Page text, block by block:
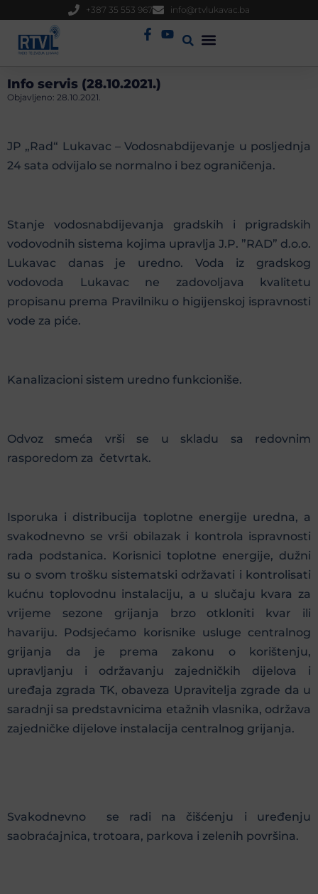
+387 35 553 967 info@rtvlukavac.ba
Info servis (28.10.2021.)
Objavljeno: 28.10.2021.
JP „Rad“ Lukavac – Vodosnabdijevanje u posljednja
24 sata odvijalo se normalno i bez ograničenja.
Stanje vodosnabdijevanja gradskih i prigradskih
vodovodnih sistema kojima upravlja J.P. ”RAD” d.o.o.
Lukavac danas je uredno. Voda iz gradskog
vodovoda Lukavac ne zadovoljava kvalitetu
propisanu prema Pravilniku o higijenskoj ispravnosti
vode za piće.
Kanalizacioni sistem uredno funkcioniše.
Odvoz smeća vrši se u skladu sa redovnim
rasporedom za četvrtak.
Isporuka i distribucija toplotne energije uredna, a
svakodnevno se vrši obilazak i kontrola ispravnosti
rada podstanica. Korisnici toplotne energije, dužni
su o svom trošku sistematski održavati i kontrolisati
kućnu toplovodnu instalaciju, a u slučaju kvara za
vrijeme sezone grijanja brzo otkloniti kvar ili
havariju. Podsjećamo korisnike usluge centralnog
grijanja da je prema zakonu o korištenju,
upravljanju i održavanju zajedničkih dijelova i
uređaja zgrada TK, obaveza Upravitelja zgrade da u
saradnji sa predstavnicima etažnih vlasnika, održava
zajedničke dijelove instalacija centralnog grijanja.
Svakodnevno se radi na čišćenju i uređenju
saobraćajnica, trotoara, parkova i zelenih površina.